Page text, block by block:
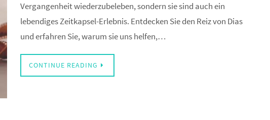
Vergangenheit wiederzubeleben, sondern sie sind auch ein
lebendiges Zeitkapsel-Erlebnis. Entdecken Sie den Reiz von Dias
und erfahren Sie, warum sie uns helfen,…
CONTINUE READING